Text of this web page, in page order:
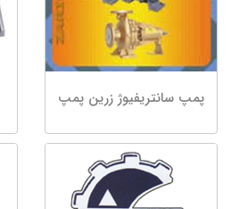
پمپ سانتریفیوژ زرین پمپ